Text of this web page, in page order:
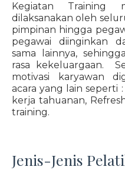
Kegiatan Training
dilaksanakan oleh
pimpinan hingga
pegawai diinginkan
sama lainnya,
rasa kekeluargaan.
motivasi karyawan
acara yang lain seperti
kerja tahuanan,
training.
Jenis-Jenis